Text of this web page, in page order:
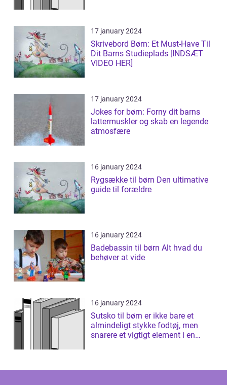
17 january 2024
Skrivebord Børn: Et Must-Have Til
Dit Barns Studieplads [INDSÆT
VIDEO HER]
17 january 2024
Jokes for børn: Forny dit barns
lattermuskler og skab en legende
atmosfære
16 january 2024
Rygsække til børn Den ultimative
guide til forældre
16 january 2024
Badebassin til børn Alt hvad du
behøver at vide
16 january 2024
Sutsko til børn er ikke bare et
almindeligt stykke fodtøj, men
snarere et vigtigt element i en